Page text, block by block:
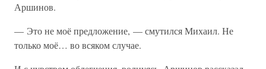
Аршинов.
— Это не моё предложение, — смутился Михаил. Не
только моё… во всяком случае.